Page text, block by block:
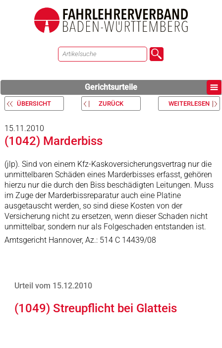
Gerichtsurteile
ÜBERSICHT ZURÜCK WEITERLESEN
15.11.2010
(1042) Marderbiss
(jlp). Sind von einem Kfz-Kaskoversicherungsvertrag nur die
unmittelbaren Schäden eines Marderbisses erfasst, gehören
hierzu nur die durch den Biss beschädigten Leitungen. Muss
im Zuge der Marderbissreparatur auch eine Platine
ausgetauscht werden, so sind diese Kosten von der
Versicherung nicht zu ersetzen, wenn dieser Schaden nicht
unmittelbar, sondern nur als Folgeschaden entstanden ist.
Amtsgericht Hannover, Az.: 514 C 14439/08
Urteil vom 15.12.2010
(1049) Streupflicht bei Glatteis